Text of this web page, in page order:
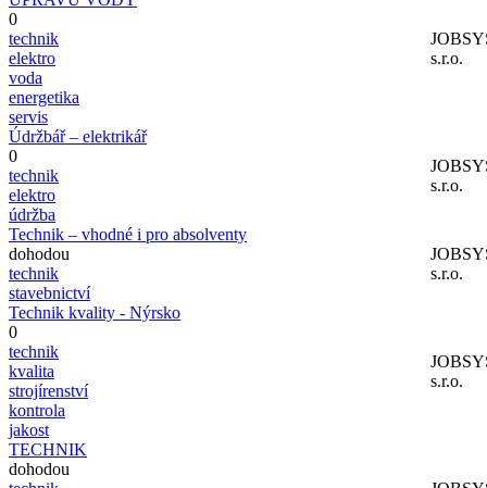
0
technik
elektro
voda
energetika
servis
s.r.o.
Údržbář – elektrikář
0
technik
elektro
údržba
s.r.o.
Technik – vhodné i pro absolventy
dohodou
technik
stavebnictví
s.r.o.
Technik kvality - Nýrsko
0
technik
kvalita
strojírenství
kontrola
jakost
s.r.o.
TECHNIK
dohodou